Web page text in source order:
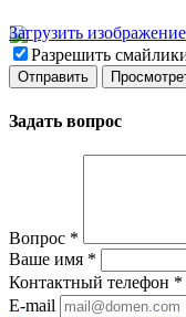
Загрузить изображение
Разрешить
Задать вопрос
Вопрос *
Ваше имя *
Контактный телефон *
E-mail